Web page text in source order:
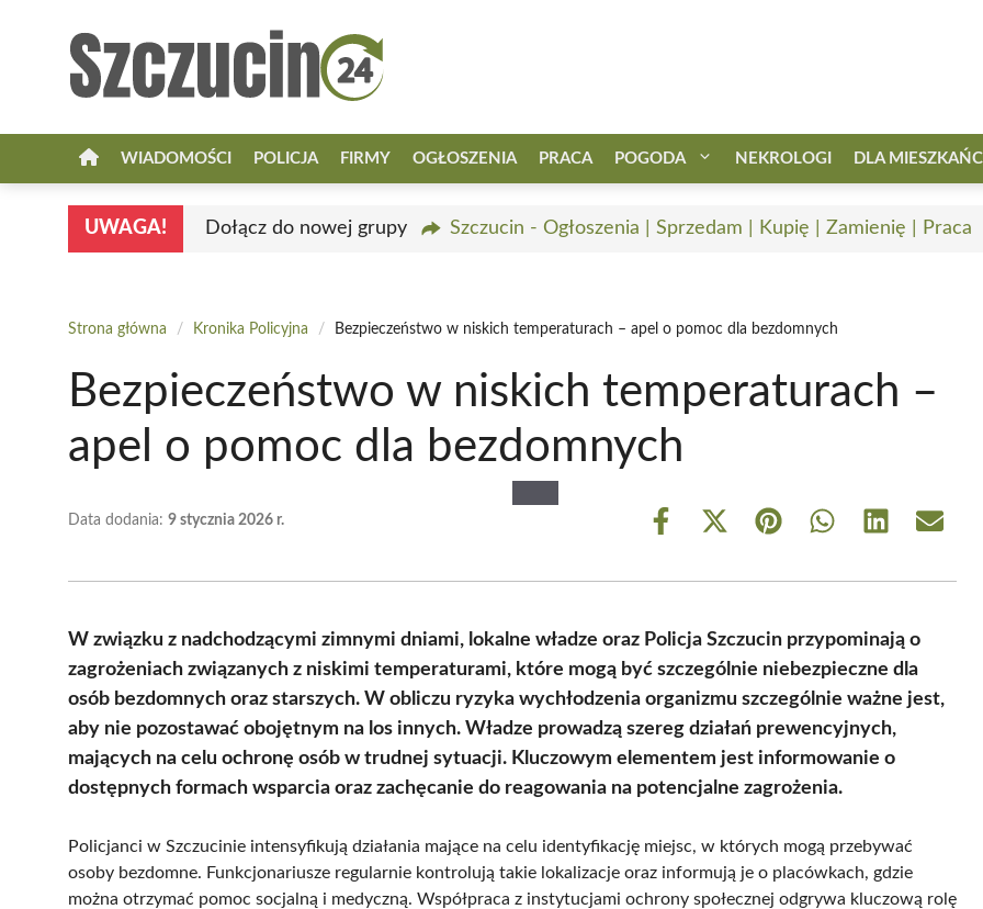
WIADOMOŚCI POLICJA FIRMY OGŁOSZENIA PRACA POGODA NEKROLOGI DLA
UWAGA! Dołącz do nowej grupy Szczucin - Ogłoszenia | Sprzedam | Kupię | Zamienię | Praca
Strona główna / Kronika Policyjna / Bezpieczeństwo w niskich temperaturach – apel o pomoc dla bezdomnych
Bezpieczeństwo w niskich temperaturach –
apel o pomoc dla bezdomnych
Data dodania: 9 stycznia 2026 r.
Share
Share
(Twitter)
Share Share Share Share
W związku z nadchodzącymi zimnymi dniami, lokalne władze oraz Policja Szczucin przypominają o
zagrożeniach związanych z niskimi temperaturami, które mogą być szczególnie niebezpieczne dla
osób bezdomnych oraz starszych. W obliczu ryzyka wychłodzenia organizmu szczególnie ważne jest,
aby nie pozostawać obojętnym na los innych. Władze prowadzą szereg działań prewencyjnych,
mających na celu ochronę osób w trudnej sytuacji. Kluczowym elementem jest informowanie o
dostępnych formach wsparcia oraz zachęcanie do reagowania na potencjalne zagrożenia.
Policjanci w Szczucinie intensyfikują działania mające na celu identyfikację miejsc, w których mogą przebywać
osoby bezdomne. Funkcjonariusze regularnie kontrolują takie lokalizacje oraz informują je o placówkach, gdzie
można otrzymać pomoc socjalną i medyczną. Współpraca z instytucjami ochrony społecznej odgrywa kluczową rolę